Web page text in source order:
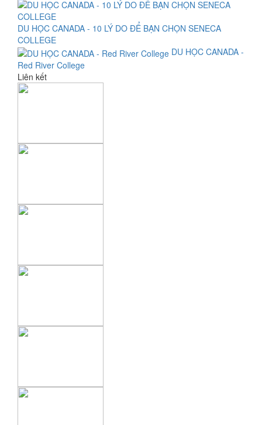
DU HỌC CANADA - 10 LÝ DO ĐỂ BẠN CHỌN SENECA
COLLEGE
DU HỌC CANADA -
Red River College
Liên kết